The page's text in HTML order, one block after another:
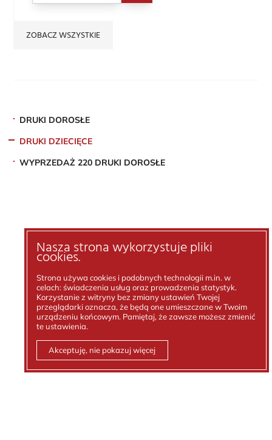
ZOBACZ WSZYSTKIE
DRUKI DOROSŁE
DRUKI DZIECIĘCE
WYPRZEDAŻ 220 DRUKI DOROSŁE
Nasza strona wykorzystuje pliki
cookies.
Strona używa cookies i podobnych technologii m.in. w
celach: świadczenia usług oraz prowadzenia statystyk.
Korzystanie z witryny bez zmiany ustawień Twojej
przeglądarki oznacza, że będą one umieszczane w Twoim
urządzeniu końcowym. Pamiętaj, że zawsze możesz zmienić
te ustawienia.
Akceptuję, nie pokazuj więcej